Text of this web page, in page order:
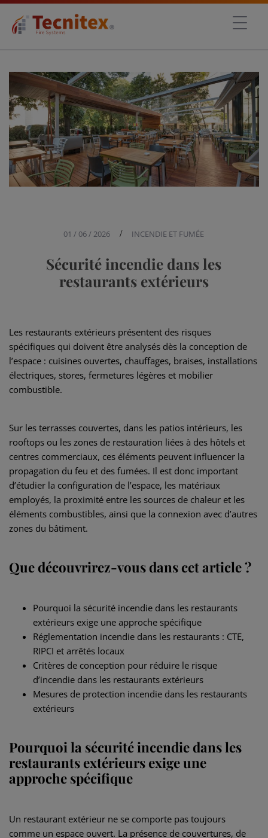
01 / 06 / 2026 / INCENDIE ET FUMÉE
Sécurité incendie dans les
restaurants extérieurs
Les restaurants extérieurs présentent des risques
spécifiques qui doivent être analysés dès la conception de
l’espace : cuisines ouvertes, chauffages, braises, installations
électriques, stores, fermetures légères et mobilier
combustible.
Sur les terrasses couvertes, dans les patios intérieurs, les
rooftops ou les zones de restauration liées à des hôtels et
centres commerciaux, ces éléments peuvent influencer la
propagation du feu et des fumées. Il est donc important
d’étudier la configuration de l’espace, les matériaux
employés, la proximité entre les sources de chaleur et les
éléments combustibles, ainsi que la connexion avec d’autres
zones du bâtiment.
Que découvrirez-vous dans cet article ?
Pourquoi la sécurité incendie dans les restaurants
extérieurs exige une approche spécifique
Réglementation incendie dans les restaurants : CTE,
RIPCI et arrêtés locaux
Critères de conception pour réduire le risque
d’incendie dans les restaurants extérieurs
Mesures de protection incendie dans les restaurants
extérieurs
Pourquoi la sécurité incendie dans les
restaurants extérieurs exige une
approche spécifique
Un restaurant extérieur ne se comporte pas toujours
comme un espace ouvert. La présence de couvertures, de